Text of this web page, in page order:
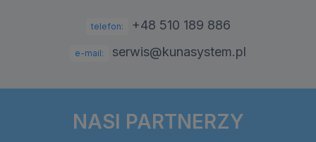
telefon: +48 510 189 886
e-mail: serwis@kunasystem.pl
NASI PARTNERZY